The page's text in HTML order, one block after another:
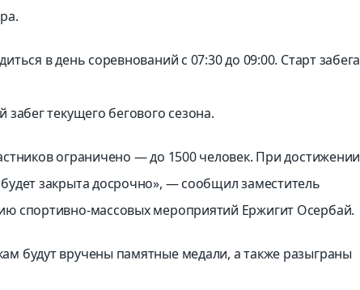
в день соревнований с 07:30 до 09:00. Старт забега
текущего бегового сезона.
ограничено — до 1500 человек. При достижении
закрыта досрочно», — сообщил заместитель
спортивно-массовых мероприятий Ержигит Осербай.
будут вручены памятные медали, а также разыграны